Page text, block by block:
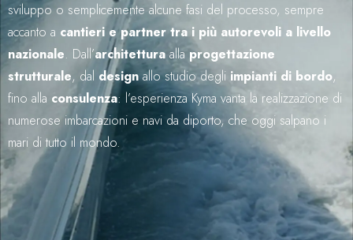
sviluppo o semplicemente alcune fasi del processo, sempre
accanto a cantieri e partner tra i più autorevoli a livello
nazionale. Dall’architettura alla progettazione
strutturale, dal designallo studio degli impianti di bordo,
fino alla consulenza: l’esperienza Kyma vanta la realizzazione di
numerose imbarcazioni e navi da diporto, che oggi salpano i
mari di tutto il mondo.